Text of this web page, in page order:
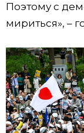
Поэтому с
мириться», –